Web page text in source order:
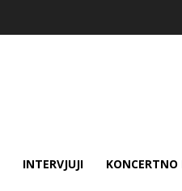
INTERVJUJI KONCERTNO